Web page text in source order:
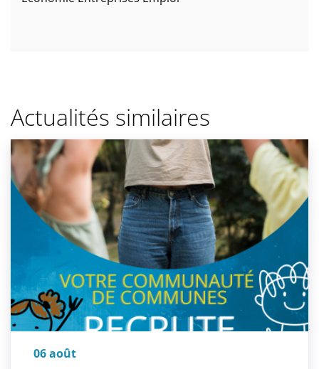
Actualités similaires
06 août